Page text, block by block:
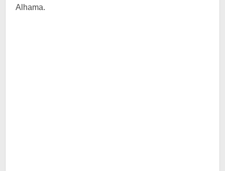
Alhama.